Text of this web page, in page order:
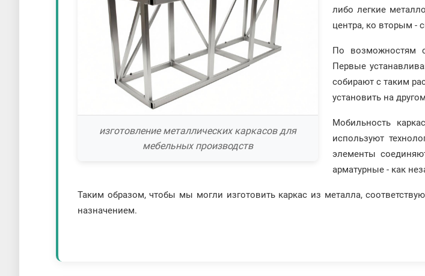
изготовление металлических каркасов для
мебельных производств
либо легкие
центра, ко вторым -
По возможностям
Первые
собирают с таким
установить на
Мобильность
используют
элементы
арматурные - как
Таким образом, чтобы мы могли изготовить каркас из металла,
назначением.